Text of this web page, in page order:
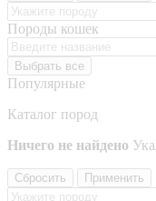
Породы кошек
Выбрать все
Популярные
Каталог пород
Ничего не найдено
Сбросить Применить